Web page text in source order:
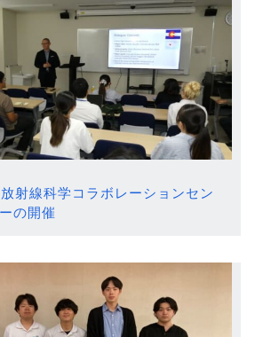
射線科学コラボレーションセン
の開催